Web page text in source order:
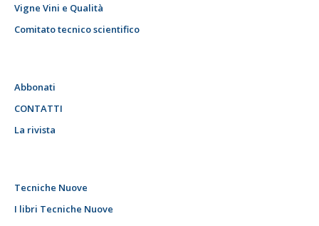
Vigne Vini e Qualità
Comitato tecnico scientifico
Abbonati
CONTATTI
La rivista
Tecniche Nuove
I libri Tecniche Nuove